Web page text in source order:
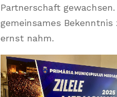
Partnerschaft
gemeinsames
ernst nahm.